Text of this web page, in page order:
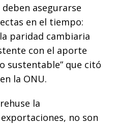
asegurarse
en el tiempo:
paridad cambiaria
con el aporte
sustentable” que citó
la ONU.
la
no son